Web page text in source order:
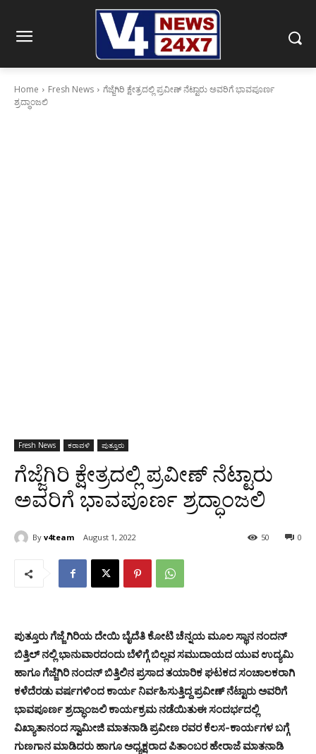
Home Fresh News
ಗೆಜ್ಜೆಗಿರಿ ಕ್ಷೇತ್ರದಲ್ಲಿ ಪ್ರವೀಣ್ ನೆಟ್ಟಾರು ಅವರಿಗೆ ಭಾವಪೂರ್ಣ
ಶ್ರದ್ಧಾಂಜಲಿ
Fresh News ಕರಾವಳಿ ಪುತ್ತೂರು
ಗೆಜ್ಜೆಗಿರಿ ಕ್ಷೇತ್ರದಲ್ಲಿ ಪ್ರವೀಣ್ ನೆಟ್ಟಾರು
ಅವರಿಗೆ ಭಾವಪೂರ್ಣ ಶ್ರದ್ಧಾಂಜಲಿ
By v4team August 1, 2022 0
50
ಪುತ್ತೂರು ಗೆಜ್ಜೆ ಗಿರಿಯ ದೇಯಿ ಬೈದೆತಿ ಕೋಟಿ ಚೆನ್ನಯ ಮೂಲ ಸ್ಥಾನ ನಂದನ್
ಬಿತ್ತಿಲ್ ನಲ್ಲಿ ಭಾನುವಾರದಂದು ಬೆಳಿಗ್ಗೆ ಬಿಲ್ಲವ ಸಮುದಾಯದ ಯುವ ಉದ್ಯಮಿ
ಹಾಗೂ ಗೆಜ್ಜೆಗಿರಿ ನಂದನ್ ಬಿತ್ತಿಲಿನ ಪ್ರಸಾದ ತಯಾರಿಕ ಘಟಕದ ಸಂಚಾಲಕರಾಗಿ
ಕಳೆದೆರಡು ವರ್ಷಗಳಿಂದ ಕಾರ್ಯ ನಿರ್ವಹಿಸುತ್ತಿದ್ದ ಪ್ರವೀಣ್ ನೆಟ್ಟಾರು ಅವರಿಗೆ
ಭಾವಪೂರ್ಣ ಶ್ರದ್ಧಾಂಜಲಿ ಕಾರ್ಯಕ್ರಮ ನಡೆಯಿತುಈ ಸಂದರ್ಭದಲ್ಲಿ
ವಿಖ್ಯಾತಾನಂದ ಸ್ವಾಮೀಜಿ ಮಾತನಾಡಿ ಪ್ರವೀಣ ರವರ ಕೆಲಸ-ಕಾರ್ಯಗಳ ಬಗ್ಗೆ
ಗುಣಗಾನ ಮಾಡಿದರು ಹಾಗೂ ಅಧ್ಯಕ್ಷರಾದ ಪಿತಾಂಬರ ಹೇರಾಜೆ ಮಾತನಾಡಿ